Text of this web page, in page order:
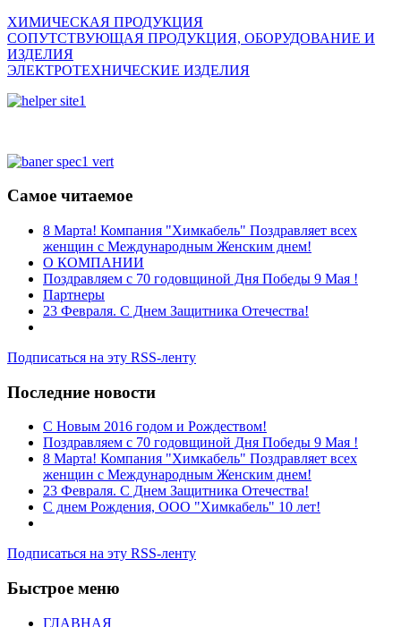
ХИМИЧЕСКАЯ ПРОДУКЦИЯ
СОПУТСТВУЮЩАЯ ПРОДУКЦИЯ, ОБОРУДОВАНИЕ И
ИЗДЕЛИЯ
ЭЛЕКТРОТЕХНИЧЕСКИЕ ИЗДЕЛИЯ
Самое читаемое
8 Марта! Компания "Химкабель" Поздравляет всех
женщин с Международным Женским днем!
О КОМПАНИИ
Поздравляем с 70 годовщиной Дня Победы 9 Мая !
Партнеры
23 Февраля. С Днем Защитника Отечества!
Подписаться на эту RSS-ленту
Последние новости
C Новым 2016 годом и Рождеством!
Поздравляем с 70 годовщиной Дня Победы 9 Мая !
8 Марта! Компания "Химкабель" Поздравляет всех
женщин с Международным Женским днем!
23 Февраля. С Днем Защитника Отечества!
С днем Рождения, ООО "Химкабель" 10 лет!
Подписаться на эту RSS-ленту
Быстрое меню
ГЛАВНАЯ